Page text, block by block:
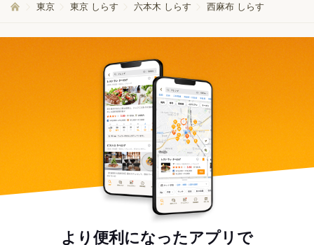
東京 東京 しらす 六本木 しらす 西麻布 しらす
より便利になったアプリで